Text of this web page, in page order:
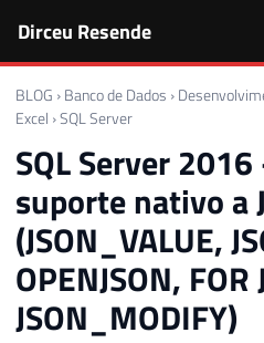
Dirceu Resende
BLOG › Banco de Dados ›
Excel ›SQL Server
SQL Server
suporte nativo a
(JSON_VALUE,
OPENJSON, FOR
JSON_MODIFY)